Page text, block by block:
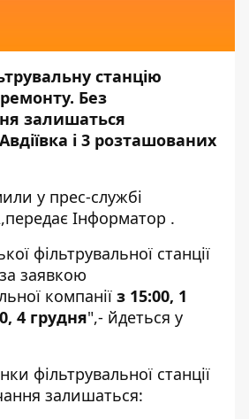
станцію
Без
залишаться
і 3 розташованих
у прес-службі
,передає Інформатор .
фільтрувальної станції
заявкою
компанії з 15:00, 1
4 грудня",- йдеться у
фільтрувальної станції
залишаться: